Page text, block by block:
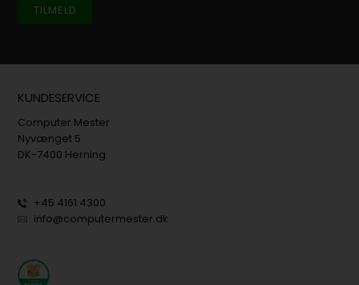
KUNDESERVICE
Computer Mester
Nyvænget 5
DK-7400 Herning
+45 4161 4300
info@computermester.dk